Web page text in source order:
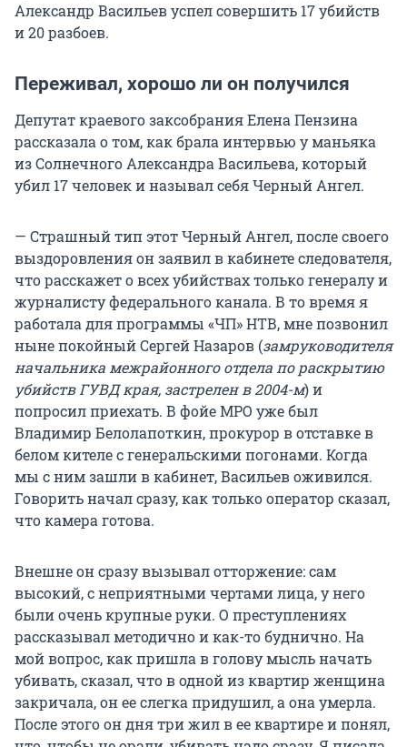
Александр Васильев успел совершить 17 убийств
и 20 разбоев.
Переживал, хорошо ли он получился
Депутат краевого заксобрания Елена Пензина
рассказала о том, как брала интервью у маньяка
из Солнечного Александра Васильева, который
убил 17 человек и называл себя Черный Ангел.
— Страшный тип этот Черный Ангел, после своего
выздоровления он заявил в кабинете следователя,
что расскажет о всех убийствах только генералу и
журналисту федерального канала. В то время я
работала для программы «ЧП» НТВ, мне позвонил
ныне покойный Сергей Назаров (замруководителя
начальника межрайонного отдела по раскрытию
убийств ГУВД края, застрелен в 2004-м) и
попросил приехать. В фойе МРО уже был
Владимир Белолапоткин, прокурор в отставке в
белом кителе с генеральскими погонами. Когда
мы с ним зашли в кабинет, Васильев оживился.
Говорить начал сразу, как только оператор сказал,
что камера готова.
Внешне он сразу вызывал отторжение: сам
высокий, с неприятными чертами лица, у него
были очень крупные руки. О преступлениях
рассказывал методично и как-то буднично. На
мой вопрос, как пришла в голову мысль начать
убивать, сказал, что в одной из квартир женщина
закричала, он ее слегка придушил, а она умерла.
После этого он дня три жил в ее квартире и понял,